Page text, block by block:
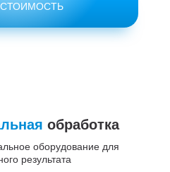
СТОИМОСТЬ
обработка
оборудование для
результата